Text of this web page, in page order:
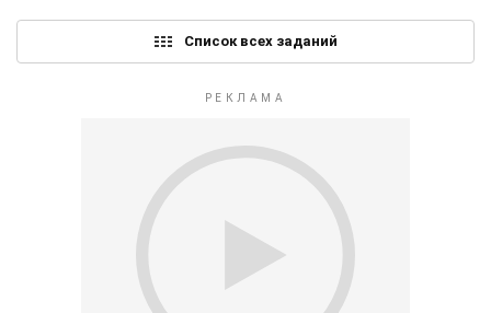
Список всех заданий